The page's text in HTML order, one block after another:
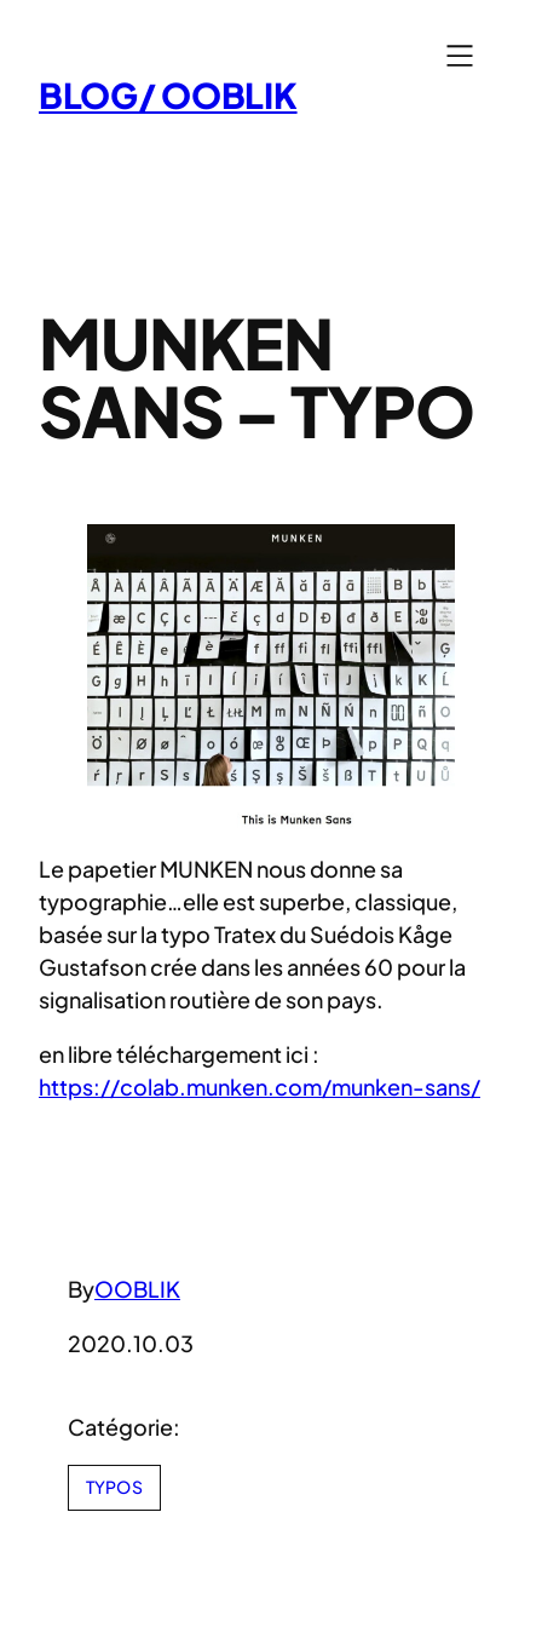
contenu
BLOG/ OOBLIK
MUNKEN
SANS – TYPO
Le papetier MUNKEN nous donne sa
typographie…elle est superbe, classique,
basée sur la typo Tratex du Suédois Kåge
Gustafson crée dans les années 60 pour la
signalisation routière de son pays.
en libre téléchargement ici :
https://colab.munken.com/munken-sans/
ByOOBLIK
2020.10.03
Catégorie:
TYPOS